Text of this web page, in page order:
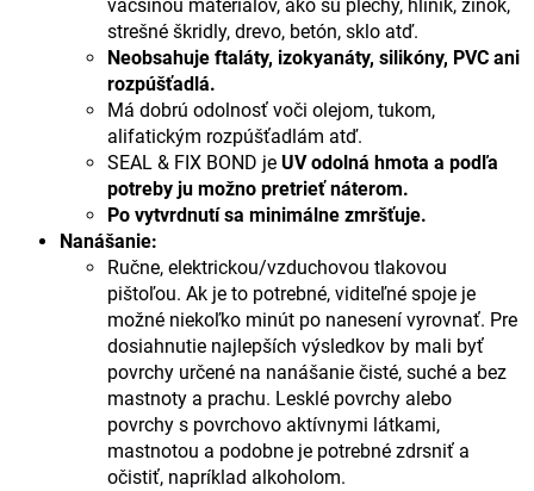
väčšinou materiálov, ako sú plechy, hliník, zinok,
strešné škridly, drevo, betón, sklo atď.
Neobsahuje ftaláty, izokyanáty, silikóny, PVC ani
rozpúšťadlá.
Má dobrú odolnosť voči olejom, tukom,
alifatickým rozpúšťadlám atď.
SEAL & FIX BOND je UV odolná hmota a podľa
potreby ju možno pretrieť náterom.
Po vytvrdnutí sa minimálne zmršťuje.
Nanášanie:
Ručne, elektrickou/vzduchovou tlakovou
pištoľou. Ak je to potrebné, viditeľné spoje je
možné niekoľko minút po nanesení vyrovnať. Pre
dosiahnutie najlepších výsledkov by mali byť
povrchy určené na nanášanie čisté, suché a bez
mastnoty a prachu. Lesklé povrchy alebo
povrchy s povrchovo aktívnymi látkami,
mastnotou a podobne je potrebné zdrsniť a
očistiť, napríklad alkoholom.